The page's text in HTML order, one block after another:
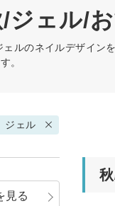
ジェル/
ェルのネイルデザイン
。
ジェル
見る